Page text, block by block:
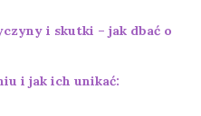
i skutki – jak dbać o
i jak ich unikać: